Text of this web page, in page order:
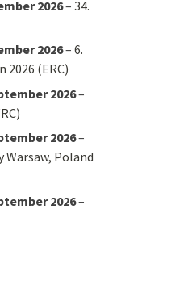
2026– 34.
2026– 6.
2026 (ERC)
2026–
2026–
Warsaw, Poland
2026–